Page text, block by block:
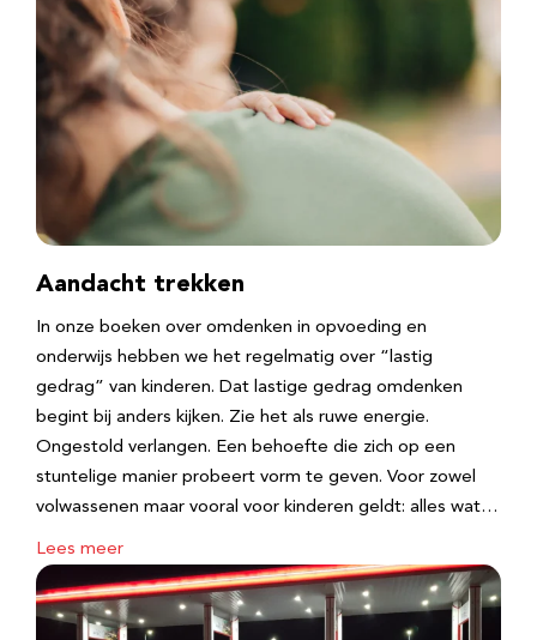
Aandacht trekken
In onze boeken over omdenken in opvoeding en
onderwijs hebben we het regelmatig over “lastig
gedrag” van kinderen. Dat lastige gedrag omdenken
begint bij anders kijken. Zie het als ruwe energie.
Ongestold verlangen. Een behoefte die zich op een
stuntelige manier probeert vorm te geven. Voor zowel
volwassenen maar vooral voor kinderen geldt: alles wat…
Lees meer